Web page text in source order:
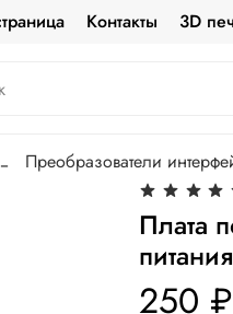
Контакты 3D
Преобразователи
Плата
250 ₽